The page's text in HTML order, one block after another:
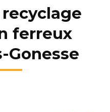
ferreux
Gonesse